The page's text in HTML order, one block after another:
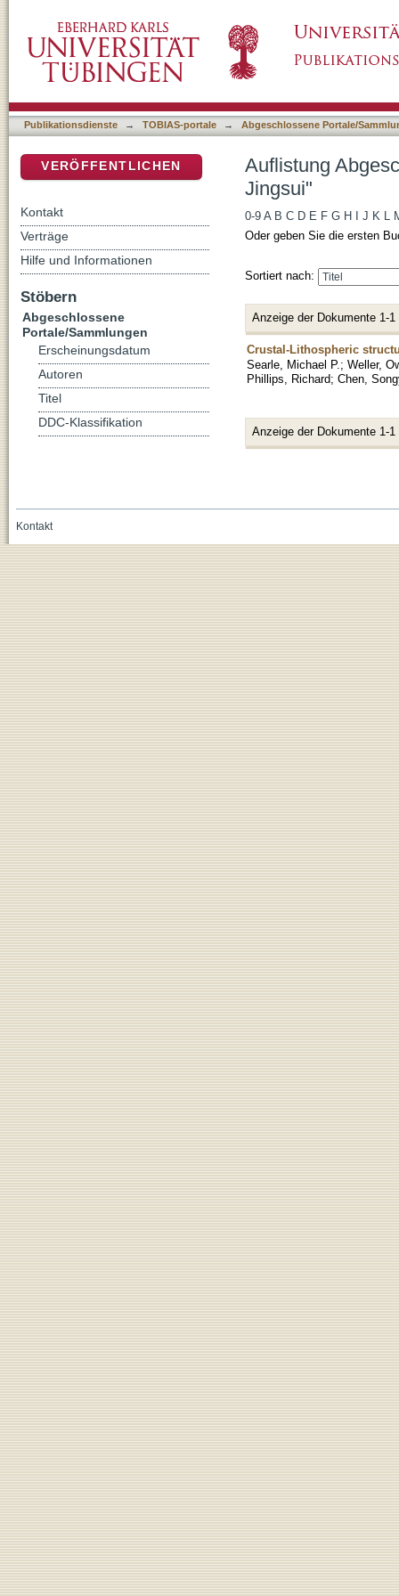
Publikationsdienste → TOBIAS-portale → Abgeschlossene Portale/
Auflistung
Jingsui"
0-9 A B C D E F G H J K L
Oder geben Sie die ersten
Sortiert nach:
Anzeige der Dokumente 1-1
Crustal-Lithospheric
Searle, Michael P. ; Weller,
Phillips, Richard; Chen,
Anzeige der Dokumente 1-1
VERÖFFENTLICHEN
Kontakt
Verträge
Hilfe und Informationen
Stöbern
Abgeschlossene
Portale/Sammlungen
Erscheinungsdatum
Autoren
Titel
DDC-Klassifikation
Kontakt